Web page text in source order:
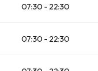
07:30 - 22:30
07:30 - 22:30